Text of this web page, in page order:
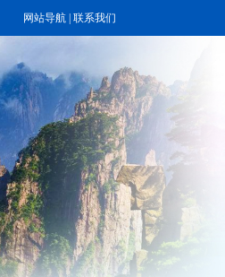
网站导航 联系我们